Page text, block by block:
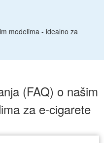
modelima - idealno za
(FAQ) o našim
za e-cigarete